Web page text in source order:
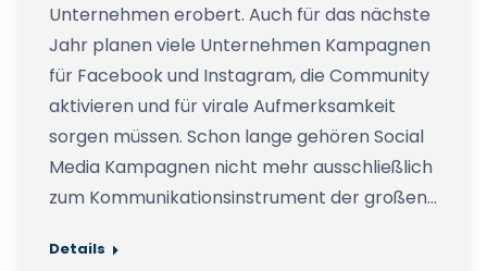
Unternehmen erobert. Auch für das nächste
Jahr planen viele Unternehmen Kampagnen
für Facebook und Instagram, die Community
aktivieren und für virale Aufmerksamkeit
sorgen müssen. Schon lange gehören Social
Media Kampagnen nicht mehr ausschließlich
zum Kommunikationsinstrument der großen…
Details